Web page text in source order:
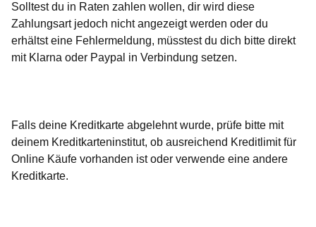
Solltest du in Raten zahlen wollen, dir wird diese
Zahlungsart jedoch nicht angezeigt werden oder du
erhältst eine Fehlermeldung, müsstest du dich bitte direkt
mit Klarna oder Paypal in Verbindung setzen.
Falls deine Kreditkarte abgelehnt wurde, prüfe bitte mit
deinem Kreditkarteninstitut, ob ausreichend Kreditlimit für
Online Käufe vorhanden ist oder verwende eine andere
Kreditkarte.